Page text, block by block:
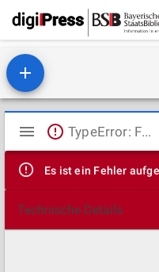
Mirador
Viewer
TypeError: Failed to fetch
Es ist ein Fehler
Technische Details